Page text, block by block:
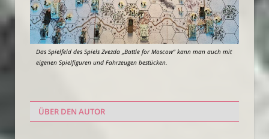
Das Spielfeld des Spiels Zvezda „Battle for Moscow“ kann man auch mit
eigenen Spielfiguren und Fahrzeugen bestücken.
ÜBER DEN AUTOR